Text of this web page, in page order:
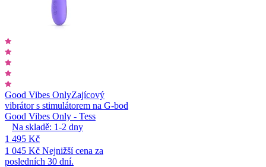
Good Vibes OnlyZajícový
vibrátor s stimulátorem na G-bod
Good Vibes Only - Tess
Na skladě: 1-2 dny
1 495 Kč
1 045 Kč Nejnižší cena za
posledních 30 dní.